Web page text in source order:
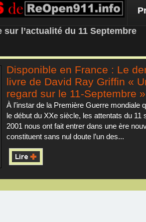
– NEWS
sur l’actualité du 11 Septembre
Disponible en France : Le
livre de David Ray Griffin «
regard sur le 11-Septembre »
À l’instar de la Première Guerre mondiale
le début du XXe siècle, les attentats du 11
2001 nous ont fait entrer dans une ère
constituent sans nul doute l’un des...